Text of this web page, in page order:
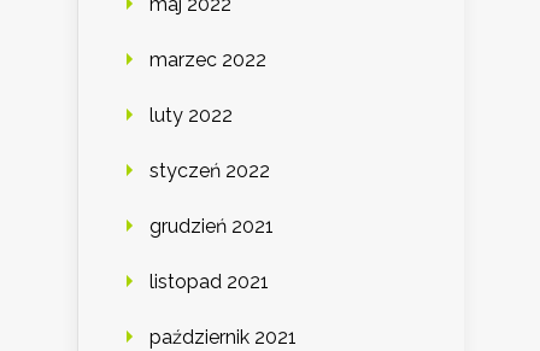
marzec 2022
luty 2022
styczeń 2022
grudzień 2021
listopad 2021
październik 2021